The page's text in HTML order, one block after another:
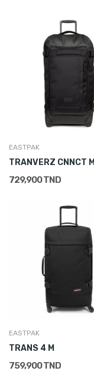
EASTPAK
TRANVERZ CNNCT M
729,900 TND
EASTPAK
TRANS 4 M
759,900 TND